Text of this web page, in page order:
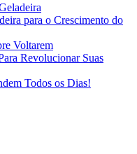
para o Crescimento do
Voltarem
Revolucionar Suas
Todos os Dias!